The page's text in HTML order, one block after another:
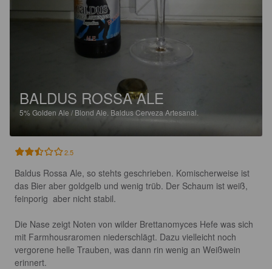
BALDUS ROSSA ALE
5% Golden Ale / Blond Ale. Baldus Cerveza Artesanal.
2.5
Baldus Rossa Ale, so stehts geschrieben. Komischerweise ist
das Bier aber goldgelb und wenig trüb. Der Schaum ist weiß,
feinporig  aber nicht stabil.
Die Nase zeigt Noten von wilder Brettanomyces Hefe was sich
mit Farmhousraromen niederschlägt. Dazu vielleicht noch
vergorene helle Trauben, was dann rin wenig an Weißwein
erinnert.